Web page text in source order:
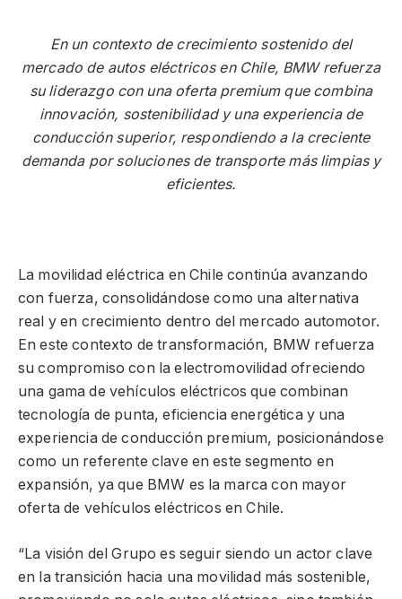
En un contexto de crecimiento sostenido del
mercado de autos eléctricos en Chile, BMW refuerza
su liderazgo con una oferta premium que combina
innovación, sostenibilidad y una experiencia de
conducción superior, respondiendo a la creciente
demanda por soluciones de transporte más limpias y
eficientes.
La movilidad eléctrica en Chile continúa avanzando
con fuerza, consolidándose como una alternativa
real y en crecimiento dentro del mercado automotor.
En este contexto de transformación, BMW refuerza
su compromiso con la electromovilidad ofreciendo
una gama de vehículos eléctricos que combinan
tecnología de punta, eficiencia energética y una
experiencia de conducción premium, posicionándose
como un referente clave en este segmento en
expansión, ya que BMW es la marca con mayor
oferta de vehículos eléctricos en Chile.
“La visión del Grupo es seguir siendo un actor clave
en la transición hacia una movilidad más sostenible,